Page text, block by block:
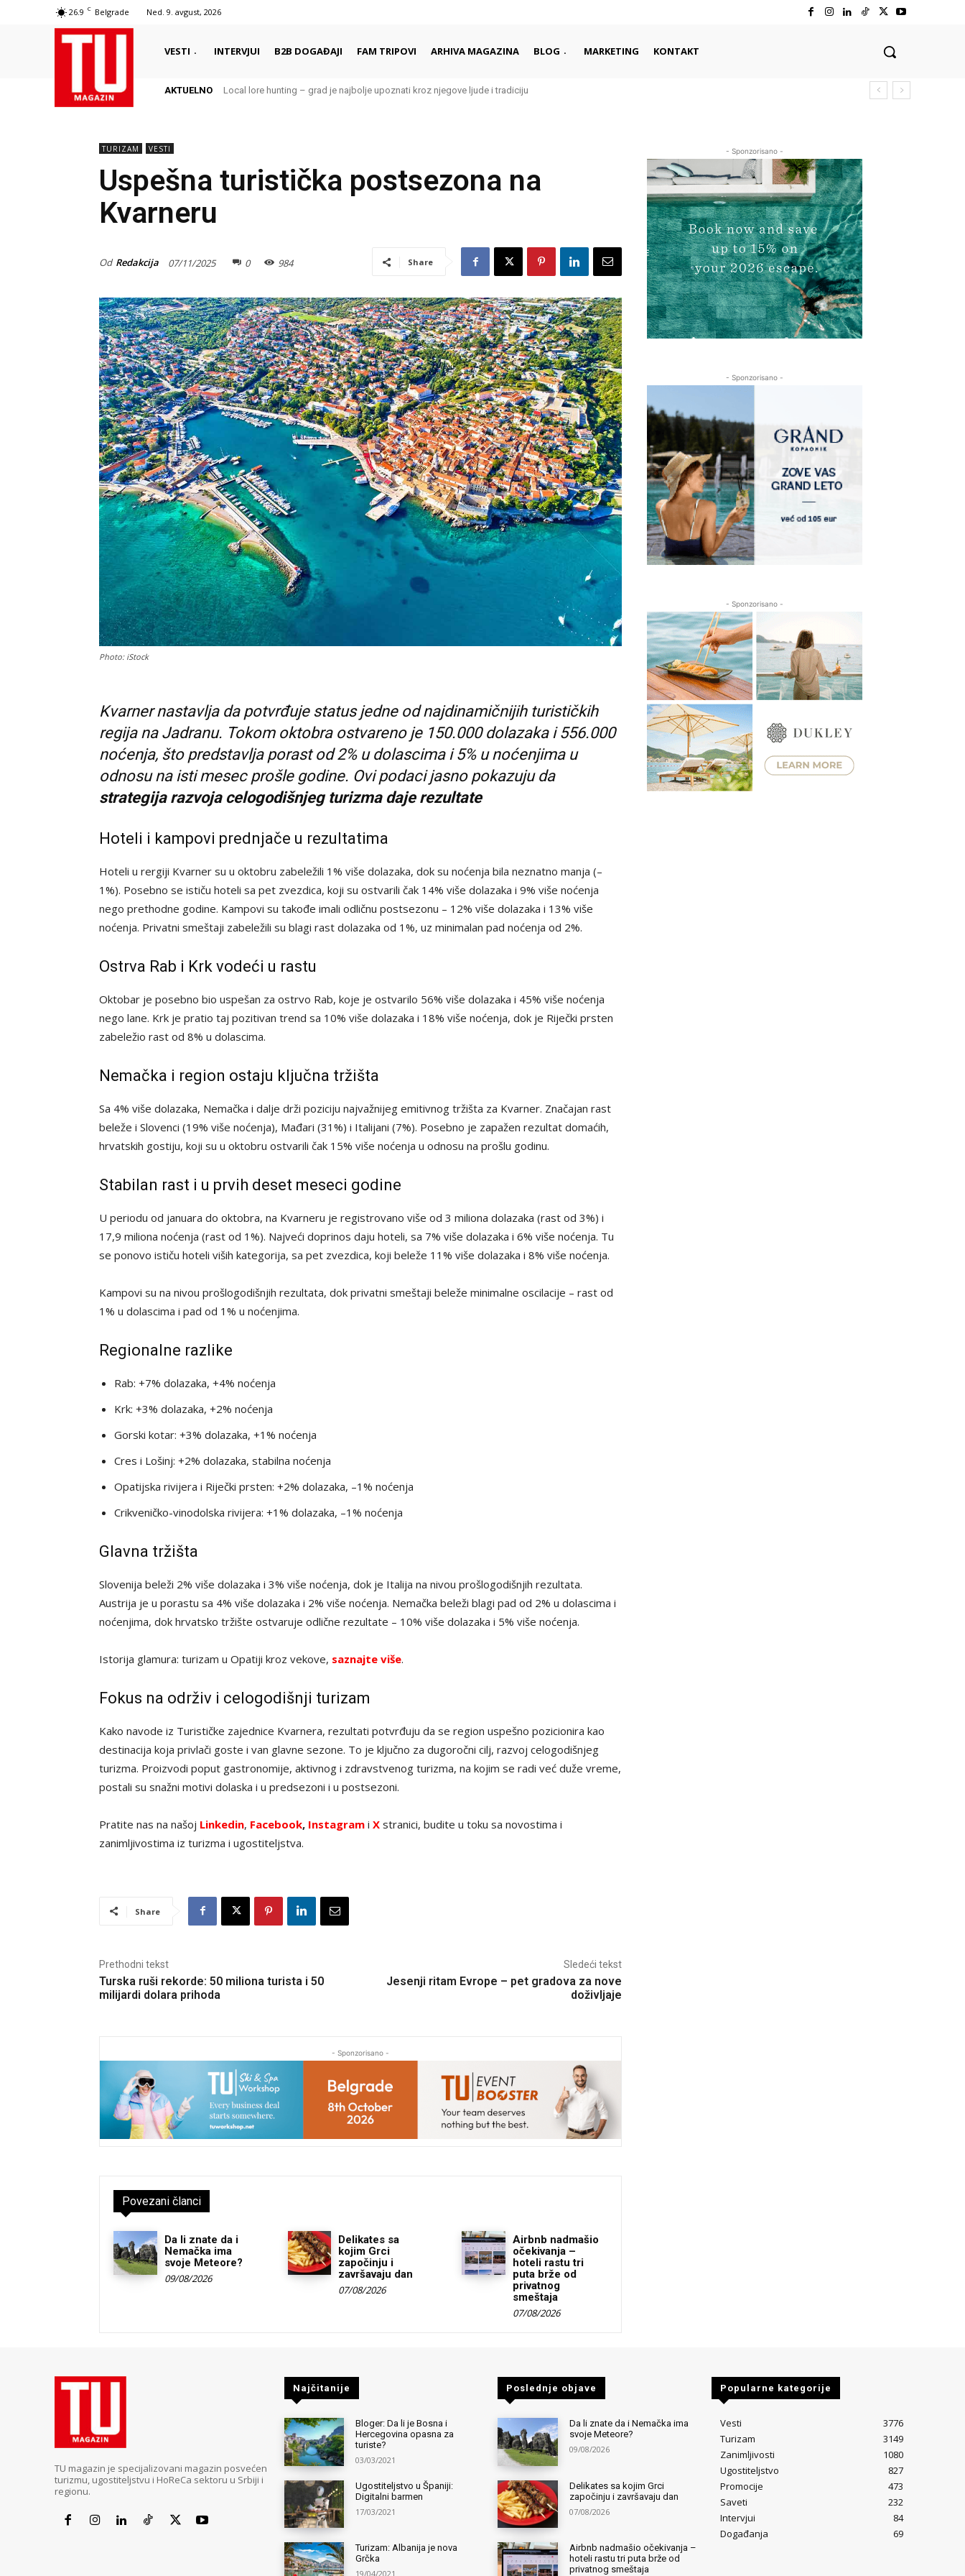
26.9 C Belgrade Ned. 9. avgust, 2026
VESTI INTERVJUI B2B DOGAĐAJI FAM TRIPOVI ARHIVA MAGAZINA BLOG MARKETING KONTAKT
AKTUELNO Local lore hunting – grad je najbolje upoznati kroz njegove ljude i tradiciju
TURIZAM VESTI
Uspešna turistička postsezona na
Kvarneru
Od Redakcija 07/11/2025 0 984 Share
Photo: iStock
Kvarner nastavlja da potvrđuje status jedne od najdinamičnijih turističkih
regija na Jadranu. Tokom oktobra ostvareno je 150.000 dolazaka i 556.000
noćenja, što predstavlja porast od 2% u dolascima i 5% u noćenjima u
odnosu na isti mesec prošle godine. Ovi podaci jasno pokazuju da
strategija razvoja celogodišnjeg turizma daje rezultate
Hoteli i kampovi prednjače u rezultatima
Hoteli u rergiji Kvarner su u oktobru zabeležili 1% više dolazaka, dok su noćenja bila neznatno manja (–
1%). Posebno se ističu hoteli sa pet zvezdica, koji su ostvarili čak 14% više dolazaka i 9% više noćenja
nego prethodne godine. Kampovi su takođe imali odličnu postsezonu – 12% više dolazaka i 13% više
noćenja. Privatni smeštaji zabeležili su blagi rast dolazaka od 1%, uz minimalan pad noćenja od 2%.
Ostrva Rab i Krk vodeći u rastu
Oktobar je posebno bio uspešan za ostrvo Rab, koje je ostvarilo 56% više dolazaka i 45% više noćenja
nego lane. Krk je pratio taj pozitivan trend sa 10% više dolazaka i 18% više noćenja, dok je Riječki prsten
zabeležio rast od 8% u dolascima.
Nemačka i region ostaju ključna tržišta
Sa 4% više dolazaka, Nemačka i dalje drži poziciju najvažnijeg emitivnog tržišta za Kvarner. Značajan rast
beleže i Slovenci (19% više noćenja), Mađari (31%) i Italijani (7%). Posebno je zapažen rezultat domaćih,
hrvatskih gostiju, koji su u oktobru ostvarili čak 15% više noćenja u odnosu na prošlu godinu.
Stabilan rast i u prvih deset meseci godine
U periodu od januara do oktobra, na Kvarneru je registrovano više od 3 miliona dolazaka (rast od 3%) i
17,9 miliona noćenja (rast od 1%). Najveći doprinos daju hoteli, sa 7% više dolazaka i 6% više noćenja. Tu
se ponovo ističu hoteli viših kategorija, sa pet zvezdica, koji beleže 11% više dolazaka i 8% više noćenja.
Kampovi su na nivou prošlogodišnjih rezultata, dok privatni smeštaji beleže minimalne oscilacije – rast od
1% u dolascima i pad od 1% u noćenjima.
Regionalne razlike
Rab: +7% dolazaka, +4% noćenja
Krk: +3% dolazaka, +2% noćenja
Gorski kotar: +3% dolazaka, +1% noćenja
Cres i Lošinj: +2% dolazaka, stabilna noćenja
Opatijska rivijera i Riječki prsten: +2% dolazaka, –1% noćenja
Crikveničko-vinodolska rivijera: +1% dolazaka, –1% noćenja
Glavna tržišta
Slovenija beleži 2% više dolazaka i 3% više noćenja, dok je Italija na nivou prošlogodišnjih rezultata.
Austrija je u porastu sa 4% više dolazaka i 2% više noćenja. Nemačka beleži blagi pad od 2% u dolascima i
noćenjima, dok hrvatsko tržište ostvaruje odlične rezultate – 10% više dolazaka i 5% više noćenja.
Istorija glamura: turizam u Opatiji kroz vekove, saznajte više.
Fokus na održiv i celogodišnji turizam
Kako navode iz Turističke zajednice Kvarnera, rezultati potvrđuju da se region uspešno pozicionira kao
destinacija koja privlači goste i van glavne sezone. To je ključno za dugoročni cilj, razvoj celogodišnjeg
turizma. Proizvodi poput gastronomije, aktivnog i zdravstvenog turizma, na kojim se radi već duže vreme,
postali su snažni motivi dolaska i u predsezoni i u postsezoni.
Pratite nas na našoj Linkedin, Facebook, Instagram i X stranici, budite u toku sa novostima i
zanimljivostima iz turizma i ugostiteljstva.
Share
Prethodni tekst
Turska ruši rekorde: 50 miliona turista i 50
milijardi dolara prihoda
Sledeći tekst
Jesenji ritam Evrope – pet gradova za nove
doživljaje
- Sponzorisano -
Povezani članci
Da li znate da i
Nemačka ima
svoje Meteore?
09/08/2026
Delikates sa
kojim Grci
započinju i
završavaju dan
07/08/2026
Airbnb nadmašio
očekivanja –
hoteli rastu tri
puta brže od
privatnog
smeštaja
07/08/2026
- Sponzorisano -
- Sponzorisano -
- Sponzorisano -
TU magazin je specijalizovani magazin posvećen
turizmu, ugostiteljstvu i HoReCa sektoru u Srbiji i
regionu.
Najčitanije
Bloger: Da li je Bosna i
Hercegovina opasna za
turiste?
03/03/2021
Ugostiteljstvo u Španiji:
Digitalni barmen
17/03/2021
Turizam: Albanija je nova
Grčka
19/04/2021
Poslednje objave
Da li znate da i Nemačka ima
svoje Meteore?
09/08/2026
Delikates sa kojim Grci
započinju i završavaju dan
07/08/2026
Airbnb nadmašio očekivanja –
hoteli rastu tri puta brže od
privatnog smeštaja
Popularne kategorije
Vesti
3776
Turizam
3149
Zanimljivosti
1080
Ugostiteljstvo
827
Promocije
473
Saveti
232
Intervjui
84
Događanja
69